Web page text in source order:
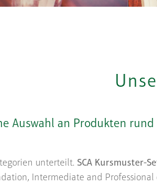
Auswahl an Produkten
unterteilt. SCA Kursmuster-
Intermediate and